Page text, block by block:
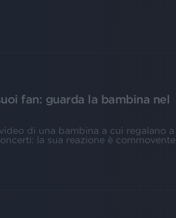
fan: guarda la bambina nel
di una bambina a cui regalano a
la sua reazione è commovente